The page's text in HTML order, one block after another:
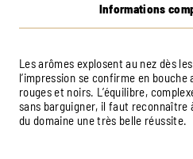
Informations
Les arômes explosent au nez dès
l’impression se confirme en
rouges et noirs. L’équilibre,
sans barguigner, il faut reconnaître
du domaine une très belle réussite.